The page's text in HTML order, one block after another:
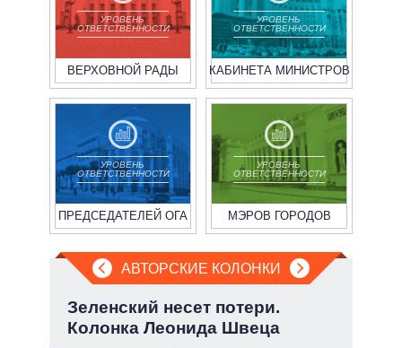
УРОВЕНЬ
ОТВЕТСТВЕННОСТИ
ВЕРХОВНОЙ РАДЫ
УРОВЕНЬ
ОТВЕТСТВЕННОСТИ
КАБИНЕТА МИНИСТРОВ
УРОВЕНЬ
ОТВЕТСТВЕННОСТИ
ПРЕДСЕДАТЕЛЕЙ ОГА
УРОВЕНЬ
ОТВЕТСТВЕННОСТИ
МЭРОВ ГОРОДОВ
АВТОРСКИЕ КОЛОНКИ
Зеленский несет потери.
Колонка Леонида Швеца